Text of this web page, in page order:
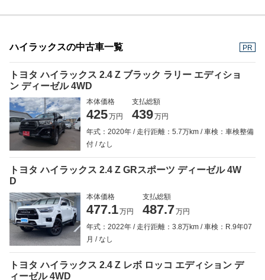
ハイラックスの中古車一覧 PR
トヨタ ハイラックス 2.4 Z ブラック ラリー エディショ
ン ディーゼル 4WD
本体価格
425万円
支払総額
439万円
年式：2020年
走行距離：5.7万km
車検：車検整備
付
なし
トヨタ ハイラックス 2.4 Z GRスポーツ ディーゼル 4W
D
本体価格
477.1万円
支払総額
487.7万円
年式：2022年
走行距離：3.8万km
車検：R.9年07
月
なし
トヨタ ハイラックス 2.4 Z レボ ロッコ エディション デ
ィーゼル 4WD